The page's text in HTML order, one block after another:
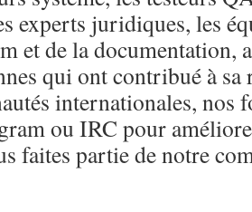
experts juridiques, les
et de la documentation,
qui ont contribué à
internationales, nos
ou IRC pour
faites partie de notre